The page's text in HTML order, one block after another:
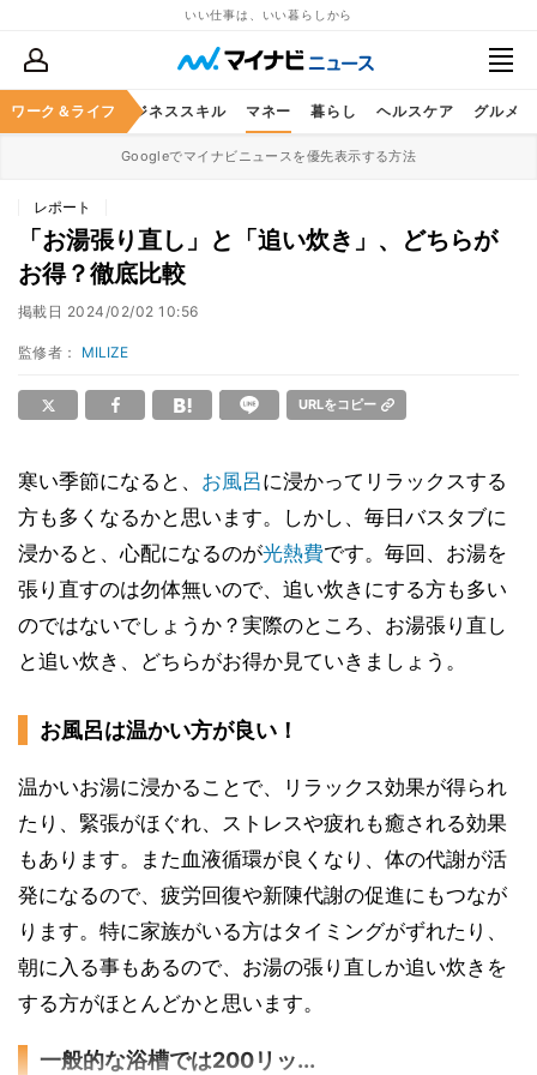
いい仕事は、いい暮らしから
ワーク＆ライフ
キャリア ビジネススキル マネー 暮らし ヘルスケア グルメ
Googleでマイナビニュースを優先表示する方法
レポート
「お湯張り直し」と「追い炊き」、どちらが
お得？徹底比較
掲載日 2024/02/02 10:56
監修者： MILIZE
URLをコピー
寒い季節になると、 お風呂に浸かってリラックスする
方も多くなるかと思います。しかし、毎日バスタブに
浸かると、心配になるのが光熱費です。毎回、お湯を
張り直すのは勿体無いので、追い炊きにする方も多い
のではないでしょうか？実際のところ、お湯張り直し
と追い炊き、どちらがお得か見ていきましょう。
お風呂は温かい方が良い！
温かいお湯に浸かることで、リラックス効果が得られ
たり、緊張がほぐれ、ストレスや疲れも癒される効果
もあります。また血液循環が良くなり、体の代謝が活
発になるので、疲労回復や新陳代謝の促進にもつなが
ります。特に家族がいる方はタイミングがずれたり、
朝に入る事もあるので、お湯の張り直しか追い炊きを
する方がほとんどかと思います。
一般的な浴槽では200リッ...